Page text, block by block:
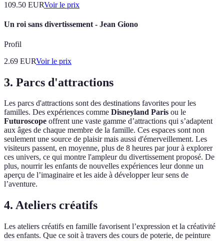
109.50 EURVoir le prix
Un roi sans divertissement - Jean Giono
Profil
2.69 EURVoir le prix
3. Parcs d'attractions
Les parcs d'attractions sont des destinations favorites pour les
familles. Des expériences comme Disneyland Paris ou le
Futuroscope offrent une vaste gamme d’attractions qui s’adaptent
aux âges de chaque membre de la famille. Ces espaces sont non
seulement une source de plaisir mais aussi d'émerveillement. Les
visiteurs passent, en moyenne, plus de 8 heures par jour à explorer
ces univers, ce qui montre l'ampleur du divertissement proposé. De
plus, nourrir les enfants de nouvelles expériences leur donne un
aperçu de l’imaginaire et les aide à développer leur sens de
l’aventure.
4. Ateliers créatifs
Les ateliers créatifs en famille favorisent l’expression et la créativité
des enfants. Que ce soit à travers des cours de poterie, de peinture